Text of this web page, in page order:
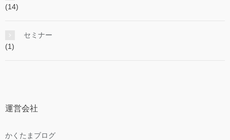
(14)
セミナー
(1)
運営会社
かくたまブログ